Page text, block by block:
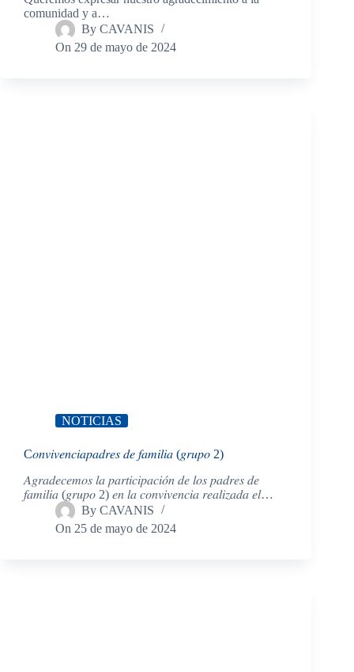
comunidad y a…
By CAVANIS
On 29 de mayo de 2024
NOTICIAS
C𝑜𝑛𝑣𝑖𝑣𝑒𝑛𝑐𝑖𝑎𝑝𝑎𝑑𝑟𝑒𝑠 𝑑𝑒 𝑓𝑎𝑚𝑖𝑙𝑖𝑎 (𝑔𝑟𝑢𝑝𝑜 2)
𝐴𝑔𝑟𝑎𝑑𝑒𝑐𝑒𝑚𝑜𝑠 𝑙𝑎 𝑝𝑎𝑟𝑡𝑖𝑐𝑖𝑝𝑎𝑐𝑖𝑜́𝑛 𝑑𝑒 𝑙𝑜𝑠 𝑝𝑎𝑑𝑟𝑒𝑠 𝑑𝑒
𝑓𝑎𝑚𝑖𝑙𝑖𝑎 (𝑔𝑟𝑢𝑝𝑜 2) 𝑒𝑛 𝑙𝑎 𝑐𝑜𝑛𝑣𝑖𝑣𝑒𝑛𝑐𝑖𝑎 𝑟𝑒𝑎𝑙𝑖𝑧𝑎𝑑𝑎 𝑒𝑙…
By CAVANIS
On 25 de mayo de 2024